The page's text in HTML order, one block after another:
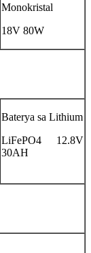
Monokristal
18V 80W
Baterya sa Lithium
LiFePO4 12.8V
30AH